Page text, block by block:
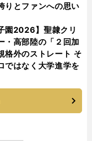
りとファンへの思い
園2026】聖隷クリ
・高部陸の「２回加
格外のストレート そ
ではなく大学進学を